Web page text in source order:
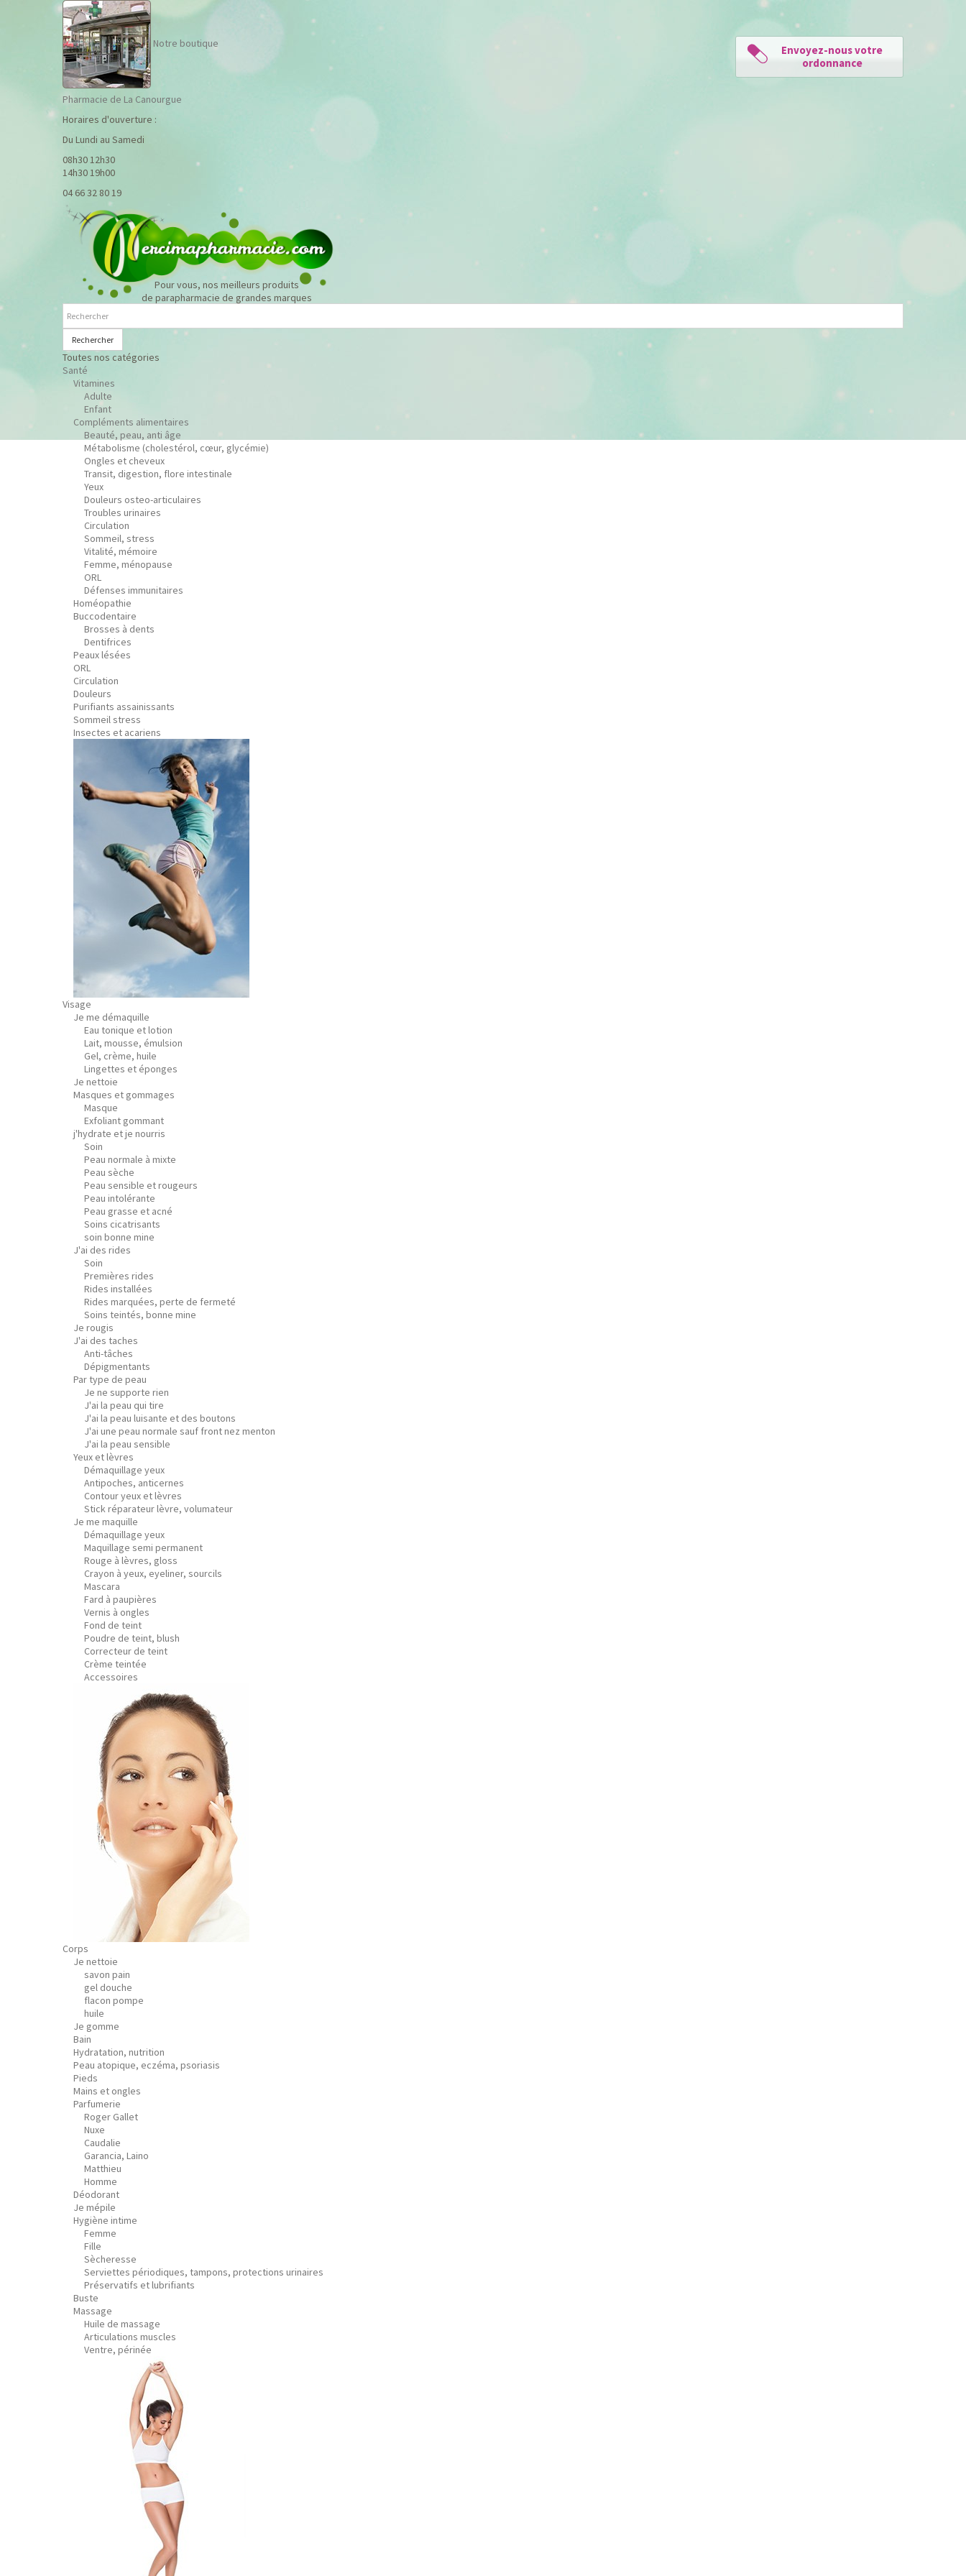
Notre boutique
Pharmacie de La Canourgue
Horaires d'ouverture :
Du Lundi au Samedi
08h30 12h30
14h30 19h00
04 66 32 80 19
Pour vous, nos meilleurs produits
de parapharmacie de grandes marques
Rechercher
Toutes nos catégories
Santé
Vitamines
Adulte
Enfant
Compléments alimentaires
Beauté, peau, anti âge
Métabolisme (cholestérol, cœur, glycémie)
Ongles et cheveux
Transit, digestion, flore intestinale
Yeux
Douleurs osteo-articulaires
Troubles urinaires
Circulation
Sommeil, stress
Vitalité, mémoire
Femme, ménopause
ORL
Défenses immunitaires
Homéopathie
Buccodentaire
Brosses à dents
Dentifrices
Peaux lésées
ORL
Circulation
Douleurs
Purifiants assainissants
Sommeil stress
Insectes et acariens
Visage
Je me démaquille
Eau tonique et lotion
Lait, mousse, émulsion
Gel, crème, huile
Lingettes et éponges
Je nettoie
Masques et gommages
Masque
Exfoliant gommant
j'hydrate et je nourris
Soin
Peau normale à mixte
Peau sèche
Peau sensible et rougeurs
Peau intolérante
Peau grasse et acné
Soins cicatrisants
soin bonne mine
J'ai des rides
Soin
Premières rides
Rides installées
Rides marquées, perte de fermeté
Soins teintés, bonne mine
Je rougis
J'ai des taches
Anti-tâches
Dépigmentants
Par type de peau
Je ne supporte rien
J'ai la peau qui tire
J'ai la peau luisante et des boutons
J'ai une peau normale sauf front nez menton
J'ai la peau sensible
Yeux et lèvres
Démaquillage yeux
Antipoches, anticernes
Contour yeux et lèvres
Stick réparateur lèvre, volumateur
Je me maquille
Démaquillage yeux
Maquillage semi permanent
Rouge à lèvres, gloss
Crayon à yeux, eyeliner, sourcils
Mascara
Fard à paupières
Vernis à ongles
Fond de teint
Poudre de teint, blush
Correcteur de teint
Crème teintée
Accessoires
Corps
Je nettoie
savon pain
gel douche
flacon pompe
huile
Je gomme
Bain
Hydratation, nutrition
Peau atopique, eczéma, psoriasis
Pieds
Mains et ongles
Parfumerie
Roger Gallet
Nuxe
Caudalie
Garancia, Laino
Matthieu
Homme
Déodorant
Je mépile
Hygiène intime
Femme
Fille
Sècheresse
Serviettes périodiques, tampons, protections urinaires
Préservatifs et lubrifiants
Buste
Massage
Huile de massage
Articulations muscles
Ventre, périnée
Envoyez-nous votre
ordonnance